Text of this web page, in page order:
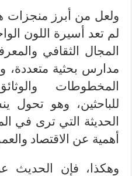
ولعل من أبرز منجزات
لم تعد أسيرة اللون
المجال الثقافي
مدارس بحثية
المخطوطات
للباحثين، وهو تحول
الحديثة التي ترى في
أهمية عن الاقتصاد
وهكذا، فإن الحديث